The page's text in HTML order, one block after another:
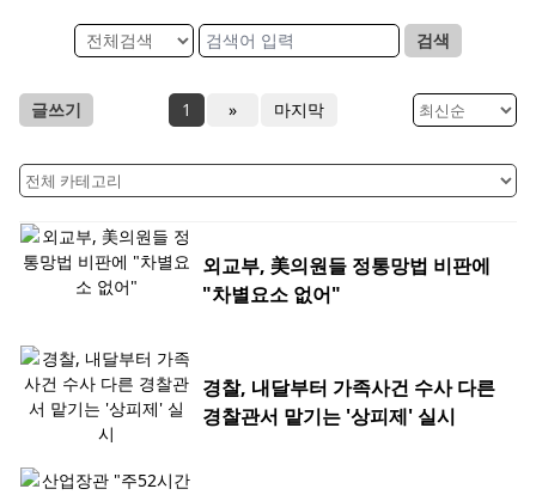
검색
글쓰기 1 » 마지막
외교부, 美의원들 정통망법 비판에
"차별요소 없어"
경찰, 내달부터 가족사건 수사 다른
경찰관서 맡기는 '상피제' 실시